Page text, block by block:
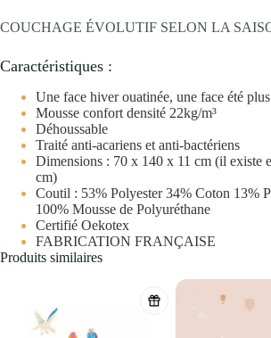
COUCHAGE ÉVOLUTIF SELON LA
Caractéristiques :
Une face hiver ouatinée, une face été
Mousse confort densité 22kg/m³
Déhoussable
Traité anti-acariens et anti-bactériens
Dimensions : 70 x 140 x 11 cm (il existe
cm)
Coutil : 53% Polyester 34% Coton 13%
100% Mousse de Polyuréthane
Certifié Oekotex
FABRICATION FRANÇAISE
Produits similaires